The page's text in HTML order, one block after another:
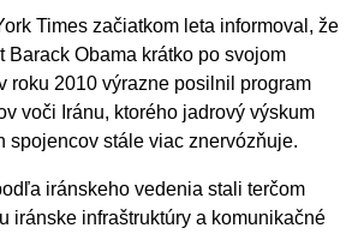
Times začiatkom leta informoval, že
Barack Obama krátko po svojom
roku 2010 výrazne posilnil program
voči Iránu, ktorého jadrový výskum
spojencov stále viac znervózňuje.
iránskeho vedenia stali terčom
iránske infraštruktúry a komunikačné